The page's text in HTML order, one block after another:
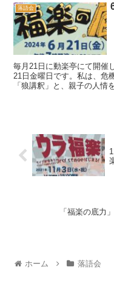
落語会
毎月21日に動楽亭にて開催
21日金曜日です。私は、危
「狼講釈」と、親子の人情
「福楽の底力
ホーム 落語会